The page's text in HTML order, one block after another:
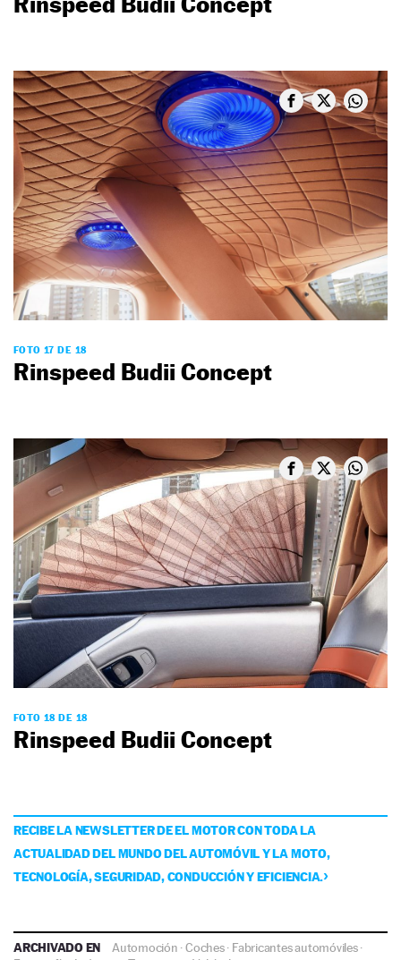
FOTO 17 DE 18
Rinspeed Budii Concept
FOTO 18 DE 18
Rinspeed Budii Concept
RECIBE LA NEWSLETTER DE EL MOTOR CON TODA LA
ACTUALIDAD DEL MUNDO DEL AUTOMÓVIL Y LA MOTO,
TECNOLOGÍA, SEGURIDAD, CONDUCCIÓN Y EFICIENCIA.
ARCHIVADO EN Automoción ·Coches· Fabricantes automóviles·